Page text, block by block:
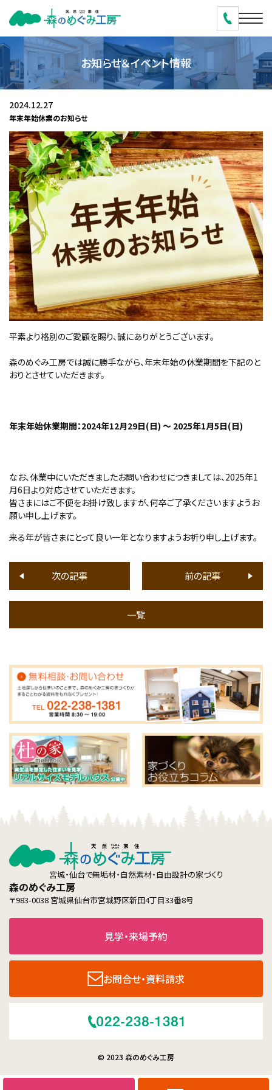
お知らせ＆イベント情報
2024.12.27
年末年始休業のお知らせ
平素より格別のご愛顧を賜り、誠にありがとうございます。
森のめぐみ工房では誠に勝手ながら、年末年始の休業期間を下記のと
おりとさせていただきます。
年末年始休業期間：2024年12月29日(日) ～ 2025年1月5日(日)
なお、休業中にいただきましたお問い合わせにつきましては、2025年1
月6日より対応させていただきます。
皆さまにはご不便をお掛け致しますが、何卒ご了承くださいますようお
願い申し上げます。
来る年が皆さまにとって良い一年となりますようお祈り申し上げます。
次の記事
一覧
前の記事
宮城・仙台で無垢材・自然素材・自由設計の家づくり
森のめぐみ工房
〒983-0038 宮城県仙台市宮城野区新田4丁目33番8号
見学・来場予約
お問合せ・資料請求
© 2023 森のめぐみ工房